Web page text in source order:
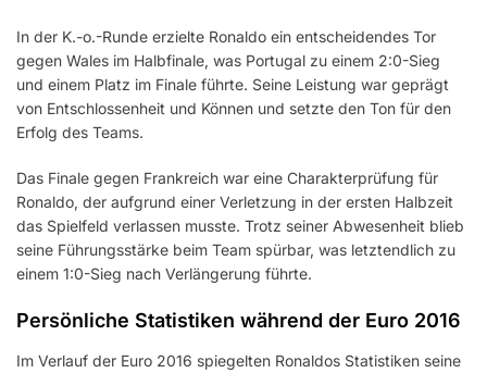
In der K.-o.-Runde erzielte Ronaldo ein entscheidendes Tor
gegen Wales im Halbfinale, was Portugal zu einem 2:0-Sieg
und einem Platz im Finale führte. Seine Leistung war geprägt
von Entschlossenheit und Können und setzte den Ton für den
Erfolg des Teams.
Das Finale gegen Frankreich war eine Charakterprüfung für
Ronaldo, der aufgrund einer Verletzung in der ersten Halbzeit
das Spielfeld verlassen musste. Trotz seiner Abwesenheit blieb
seine Führungsstärke beim Team spürbar, was letztendlich zu
einem 1:0-Sieg nach Verlängerung führte.
Persönliche Statistiken während der Euro 2016
Im Verlauf der Euro 2016 spiegelten Ronaldos Statistiken seine